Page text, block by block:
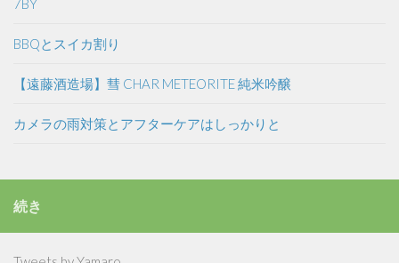
7BY
BBQとスイカ割り
【遠藤酒造場】彗 CHAR METEORITE 純米吟醸
カメラの雨対策とアフターケアはしっかりと
続き